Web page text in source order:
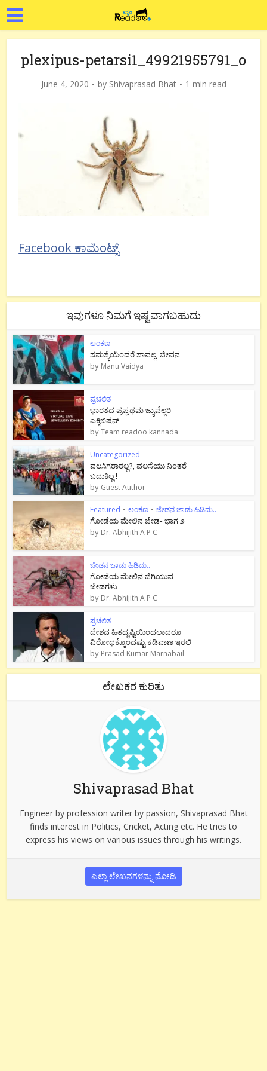
plexipus-petarsi1_49921955791_o
June 4, 2020 by Shivaprasad Bhat 1 min read
Facebook ಕಾಮೆಂಟ್ಸ್
ಇವುಗಳೂ ನಿಮಗೆ ಇಷ್ಟವಾಗಬಹುದು
ಅಂಕಣ
ಸಮಸ್ಯೆಯೆಂದರೆ ಸಾವಲ್ಲ, ಜೀವನ
by Manu Vaidya
ಪ್ರಚಲಿತ
ಭಾರತದ ಪ್ರಪ್ರಥಮ ಜ್ಯುವೆಲ್ಲರಿ
ಎಕ್ಸಿಬಿಷನ್
byTeam readoo kannada
Uncategorized
ವಲಸಿಗರಾರಲ್ಲ?, ವಲಸೆಯು ನಿಂತರೆ
ಬದುಕಿಲ್ಲ !
by Guest Author
Featured • ಅಂಕಣ • ಜೇಡನ ಜಾಡು ಹಿಡಿದು..
ಗೋಡೆಯ ಮೇಲಿನ ಜೇಡ- ಭಾಗ ೨
by Dr. Abhijith A P C
ಜೇಡನ ಜಾಡು ಹಿಡಿದು..
ಗೋಡೆಯ ಮೇಲಿನ ಜಿಗಿಯುವ
ಜೇಡಗಳು
by Dr. Abhijith A P C
ಪ್ರಚಲಿತ
ದೇಶದ ಹಿತದೃಷ್ಟಿಯಿಂದಲಾದರೂ
ವಿರೋಧಕ್ಕೊಂದಷ್ಟು ಕಡಿವಾಣ ಇರಲಿ
by Prasad Kumar Marnabail
ಲೇಖಕರ ಕುರಿತು
Shivaprasad Bhat
Engineer by profession writer by passion, Shivaprasad Bhat
finds interest in Politics, Cricket, Acting etc. He tries to
express his views on various issues through his writings.
ಎಲ್ಲಾ ಲೇಖನಗಳನ್ನು ನೋಡಿ